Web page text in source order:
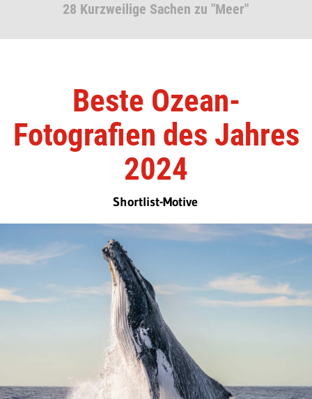
28 Kurzweilige Sachen zu "Meer"
Beste Ozean-
Fotografien des Jahres
2024
Shortlist-Motive